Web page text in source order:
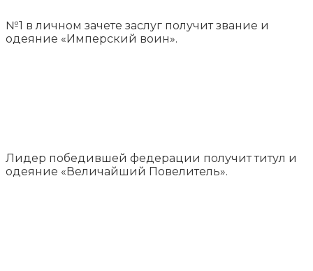
№1 в личном зачете заслуг получит звание и
одеяние «Имперский воин».
Лидер победившей федерации получит титул и
одеяние «Величайший Повелитель».